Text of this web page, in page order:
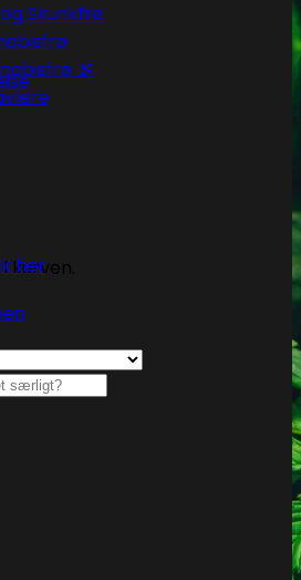
kurven.
Skunkfrø
🌿
her